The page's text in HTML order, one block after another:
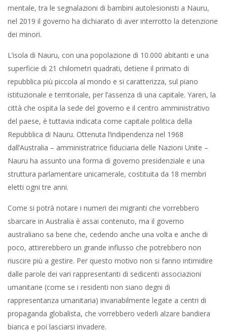
mentale, tra le segnalazioni di bambini autolesionisti a Nauru,
nel 2019 il governo ha dichiarato di aver interrotto la detenzione
dei minori.
L’isola di Nauru, con una popolazione di 10.000 abitanti e una
superficie di 21 chilometri quadrati, detiene il primato di
repubblica più piccola al mondo e si caratterizza, sul piano
istituzionale e territoriale, per l’assenza di una capitale. Yaren, la
città che ospita la sede del governo e il centro amministrativo
del paese, è tuttavia indicata come capitale politica della
Repubblica di Nauru. Ottenuta l’indipendenza nel 1968
dall’Australia – amministratrice fiduciaria delle Nazioni Unite –
Nauru ha assunto una forma di governo presidenziale e una
struttura parlamentare unicamerale, costituita da 18 membri
eletti ogni tre anni.
Come si potrà notare i numeri dei migranti che vorrebbero
sbarcare in Australia è assai contenuto, ma il governo
australiano sa bene che, cedendo anche una volta e anche di
poco, attirerebbero un grande influsso che potrebbero non
riuscire più a gestire. Per questo motivo non si fanno intimidire
dalle parole dei vari rappresentanti di sedicenti associazioni
umanitarie (come se i residenti non siano degni di
rappresentanza umanitaria) invariabilmente legate a centri di
propaganda globalista, che vorrebbero vederli alzare bandiera
bianca e poi lasciarsi invadere.